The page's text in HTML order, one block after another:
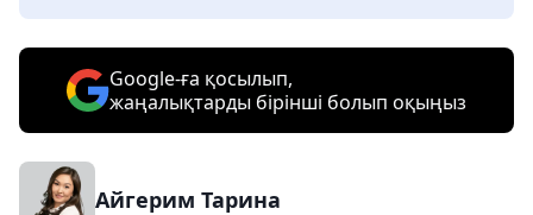
Google-ға қосылып,
жаңалықтарды бірінші болып оқыңыз
Айгерим Тарина